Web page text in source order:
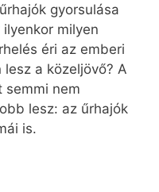
gyorsulása
milyen
éri az emberi
a közeljövő? A
semmi nem
lesz: az űrhajók
is.